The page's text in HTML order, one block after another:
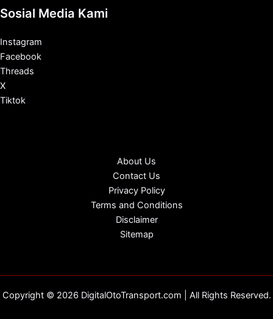
Sosial Media Kami
Instagram
Facebook
Threads
X
Tiktok
About Us
Contact Us
Privacy Policy
Terms and Conditions
Disclaimer
Sitemap
Copyright © 2026 DigitalOtoTransport.com | All Rights Reserved.